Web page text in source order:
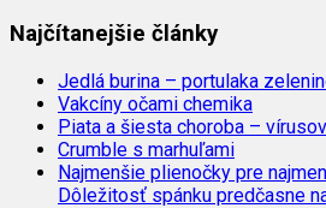
Najčítanejšie články
Jedlá burina – portulaka
Vakcíny očami chemika
Piata a šiesta choroba –
Crumble s marhuľami
Najmenšie plienočky pre
Dôležitosť spánku predčasne